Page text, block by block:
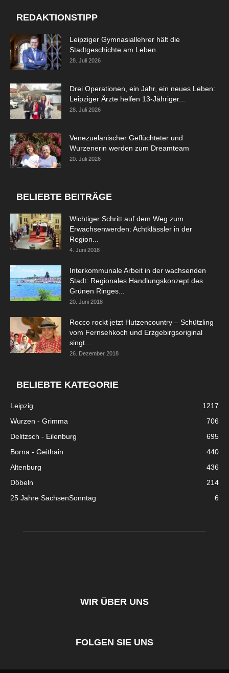
REDAKTIONSTIPP
Leipziger Gymnasiallehrer hält die
Stadtgeschichte am Leben
28. Juli 2026
Drei Operationen, ein Jahr, ein neues Leben:
Leipziger Ärzte helfen 13-Jähriger...
28. Juli 2026
Venezuelanischer Geflüchteter und
Wurzenerin werden zum Dreamteam
20. Juli 2026
BELIEBTE BEITRÄGE
Wichtiger Schritt auf dem Weg zum
Erwachsenwerden: Achtklässler in der
Region...
4. Juni 2018
Interkommunale Arbeit in der wachsenden
Stadt: Regionales Handlungskonzept des
Grünen Ringes...
20. Juni 2018
Rocco rockt jetzt Hutzencountry – Schützling
vom Fernsehkoch und Erzgebirgsoriginal
singt...
26. Dezember 2018
BELIEBTE KATEGORIE
Leipzig
1217
Wurzen - Grimma
706
Delitzsch - Eilenburg
695
Borna - Geithain
440
Altenburg
436
Döbeln
214
25 Jahre SachsenSonntag
6
WIR ÜBER UNS
FOLGEN SIE UNS